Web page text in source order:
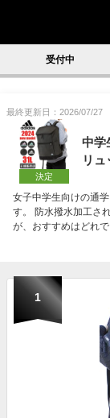
受付中
最終更新日：2026/07/27
決定
中学
リ
女子中学生向けの通
す。 防水撥水加工さ
が、おすすめはどれ
1